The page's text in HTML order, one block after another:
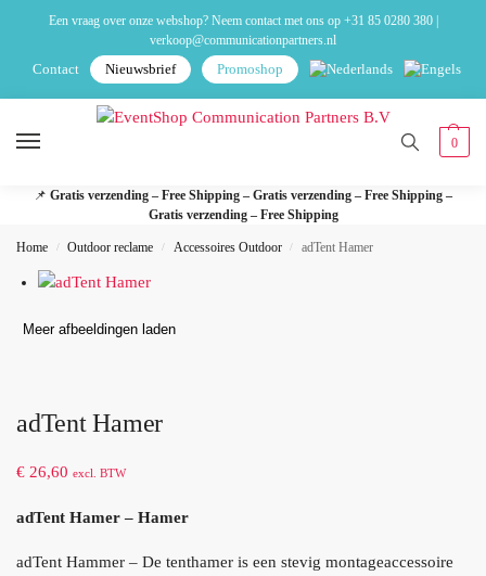
Een vraag over onze webshop? Neem contact met ons op +31 85 0280 380|
verkoop@communicationpartners.nl
Contact Nieuwsbrief Promoshop
0
📌 Gratis verzending – Free Shipping – Gratis verzending – Free Shipping –
Gratis verzending – Free Shipping
Home / Outdoor reclame / Accessoires Outdoor / adTent Hamer
Meer afbeeldingen laden
adTent Hamer
€ 26,60 excl. BTW
adTent Hamer – Hamer
adTent Hammer – De tenthamer is een stevig montageaccessoire